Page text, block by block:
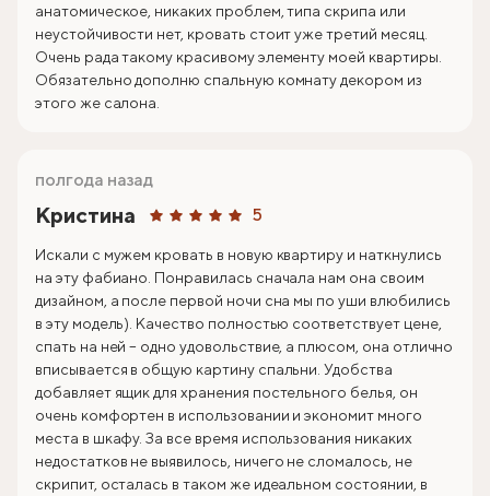
анатомическое, никаких проблем, типа скрипа или
неустойчивости нет, кровать стоит уже третий месяц.
Очень рада такому красивому элементу моей квартиры.
Обязательно дополню спальную комнату декором из
этого же салона.
Кристина 5
полгода назад
Искали с мужем кровать в новую квартиру и наткнулись
на эту фабиано. Понравилась сначала нам она своим
дизайном, а после первой ночи сна мы по уши влюбились
в эту модель). Качество полностью соответствует цене,
спать на ней – одно удовольствие, а плюсом, она отлично
вписывается в общую картину спальни. Удобства
добавляет ящик для хранения постельного белья, он
очень комфортен в использовании и экономит много
места в шкафу. За все время использования никаких
недостатков не выявилось, ничего не сломалось, не
скрипит, осталась в таком же идеальном состоянии, в